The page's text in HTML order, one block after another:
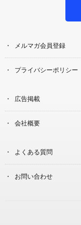
メルマガ会員登録
プライバシーポリシー
広告掲載
会社概要
よくある質問
お問い合わせ